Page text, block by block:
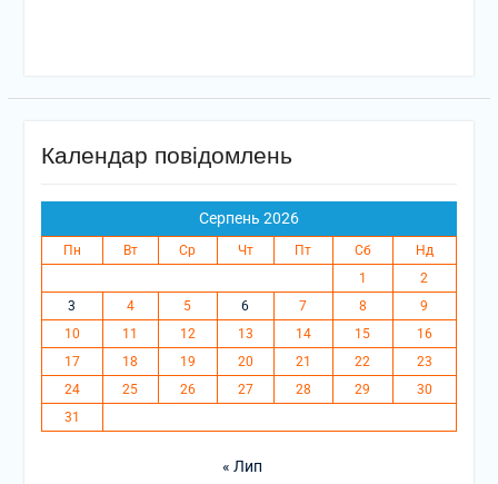
Календар повідомлень
Серпень 2026
Пн Вт Ср Чт Пт Сб
Нд
1
2
3
4 5 6 7 8
9
10
11 12 13 14 15
16
17
18 19 20 21 22
23
24
25 26 27 28 29
30
31
« Лип